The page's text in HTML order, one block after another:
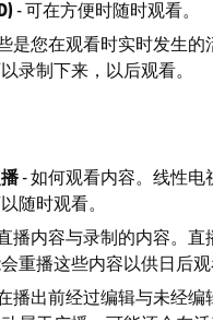
- 可在方便时随时观看。
是您在观看时实时发生的
录制下来，以后观看。
- 如何观看内容。线性电
随时观看。
播内容与录制的内容。直
重播这些内容以供日后观
播出前经过编辑与未经
属于广播，可能还会在活